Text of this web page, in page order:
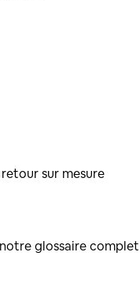
sur mesure
glossaire complet